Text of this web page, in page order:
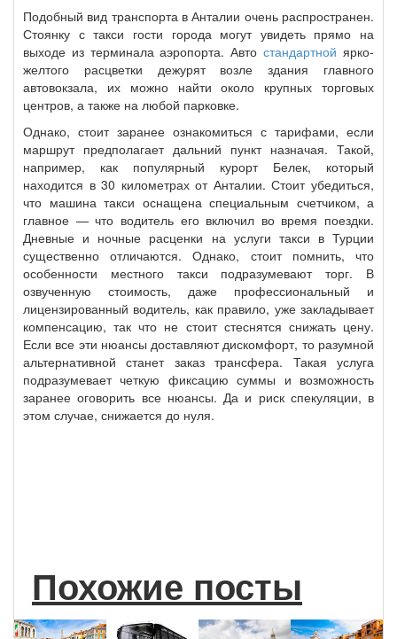
Подобный вид транспорта в Анталии очень распространен.
Стоянку с такси гости города могут увидеть прямо на
выходе из терминала аэропорта. Автостандартной ярко-
желтого расцветки дежурят возле здания главного
автовокзала, их можно найти около крупных торговых
центров, а также на любой парковке.
Однако, стоит заранее ознакомиться с тарифами, если
маршрут предполагает дальний пункт назначая. Такой,
например, как популярный курорт Белек, который
находится в 30 километрах от Анталии. Стоит убедиться,
что машина такси оснащена специальным счетчиком, а
главное — что водитель его включил во время поездки.
Дневные и ночные расценки на услуги такси в Турции
существенно отличаются. Однако, стоит помнить, что
особенности местного такси подразумевают торг. В
озвученную стоимость, даже профессиональный и
лицензированный водитель, как правило, уже закладывает
компенсацию, так что не стоит стеснятся снижать цену.
Если все эти нюансы доставляют дискомфорт, то разумной
альтернативной станет заказ трансфера. Такая услуга
подразумевает четкую фиксацию суммы и возможность
заранее оговорить все нюансы. Да и риск спекуляции, в
этом случае, снижается до нуля.
Похожие посты